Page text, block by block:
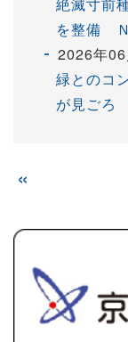
を整備
2026年
緑とのコ
が見ごろ
«